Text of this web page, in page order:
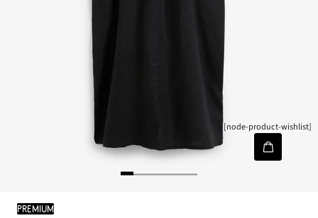
[node-product-wishlist]
PREMIUM